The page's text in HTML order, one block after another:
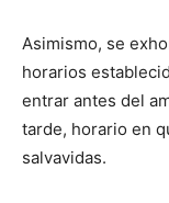
Asimismo, se
horarios
entrar antes del
tarde, horario en
salvavidas.